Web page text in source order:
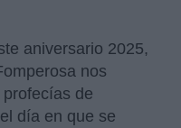
aniversario 2025,
nos
de
día en que se